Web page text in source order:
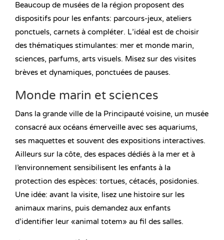
Beaucoup de musées de la région proposent des
dispositifs pour les enfants: parcours-jeux, ateliers
ponctuels, carnets à compléter. L’idéal est de choisir
des thématiques stimulantes: mer et monde marin,
sciences, parfums, arts visuels. Misez sur des visites
brèves et dynamiques, ponctuées de pauses.
Monde marin et sciences
Dans la grande ville de la Principauté voisine, un musée
consacré aux océans émerveille avec ses aquariums,
ses maquettes et souvent des expositions interactives.
Ailleurs sur la côte, des espaces dédiés à la mer et à
l’environnement sensibilisent les enfants à la
protection des espèces: tortues, cétacés, posidonies.
Une idée: avant la visite, lisez une histoire sur les
animaux marins, puis demandez aux enfants
d’identifier leur «animal totem» au fil des salles.